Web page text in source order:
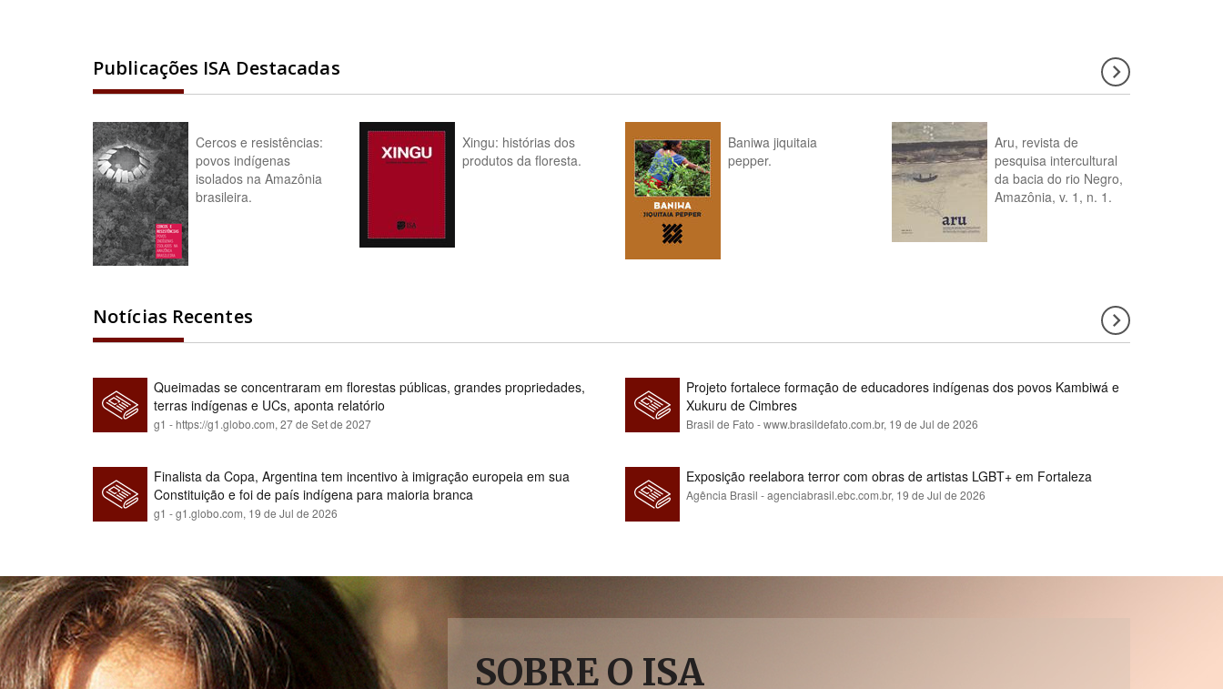
Publicações ISA Destacadas
Cercos e resistências:
povos indígenas
isolados na Amazônia
brasileira.
Xingu: histórias dos
produtos da floresta.
Baniwa jiquitaia
pepper.
Aru, revista de
pesquisa intercultural
da bacia do rio Negro,
Amazônia, v. 1, n. 1.
Notícias Recentes
Queimadas se concentraram em florestas públicas, grandes propriedades,
terras indígenas e UCs, aponta relatório
g1 - https://g1.globo.com, 27 de Set de 2027
Projeto fortalece formação de educadores indígenas dos povos Kambiwá e
Xukuru de Cimbres
Brasil de Fato - www.brasildefato.com.br, 19 de Jul de 2026
Finalista da Copa, Argentina tem incentivo à imigração europeia em sua
Constituição e foi de país indígena para maioria branca
g1 - g1.globo.com, 19 de Jul de 2026
Exposição reelabora terror com obras de artistas LGBT+ em Fortaleza
Agência Brasil - agenciabrasil.ebc.com.br, 19 de Jul de 2026
SOBRE O ISA